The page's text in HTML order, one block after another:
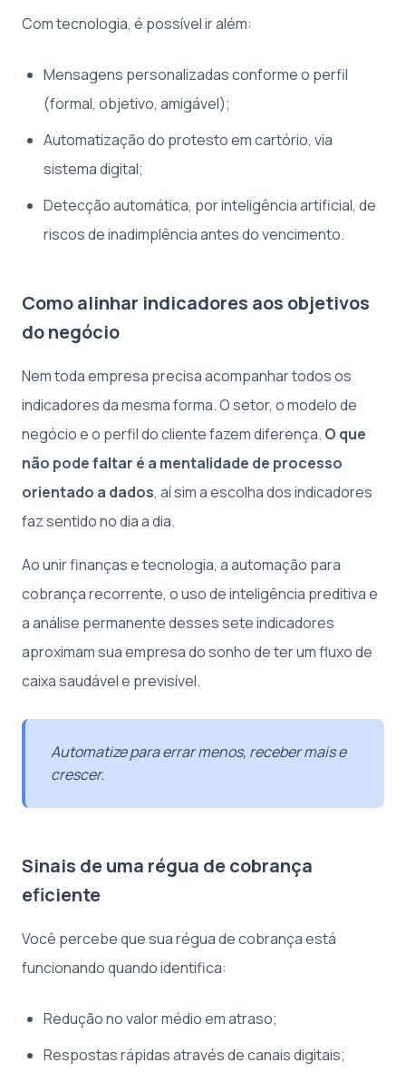
Com tecnologia, é possível ir além:
Mensagens personalizadas conforme o perfil
(formal, objetivo, amigável);
Automatização do protesto em cartório, via
sistema digital;
Detecção automática, por inteligência artificial, de
riscos de inadimplência antes do vencimento.
Como alinhar indicadores aos objetivos
do negócio
Nem toda empresa precisa acompanhar todos os
indicadores da mesma forma. O setor, o modelo de
negócio e o perfil do cliente fazem diferença. O que
não pode faltar é a mentalidade de processo
orientado a dados, aí sim a escolha dos indicadores
faz sentido no dia a dia.
Ao unir finanças e tecnologia, a automação para
cobrança recorrente, o uso de inteligência preditiva e
a análise permanente desses sete indicadores
aproximam sua empresa do sonho de ter um fluxo de
caixa saudável e previsível.
Automatize para errar menos, receber mais e
crescer.
Sinais de uma régua de cobrança
eficiente
Você percebe que sua régua de cobrança está
funcionando quando identifica:
Redução no valor médio em atraso;
Respostas rápidas através de canais digitais;